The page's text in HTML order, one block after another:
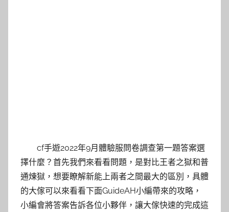
cf手遊2022年9月體驗服問卷調查第一題答案選
擇什麼？首先我們來看看問題，是對比王者之獄和普
通煉獄，想要瞭解新能上兩者之間最大的區別，具體
的大傢可以來看看下面GuideAH小編帶來的攻略，
小編會將答案告訴各位小夥伴，讓大傢快速的完成這